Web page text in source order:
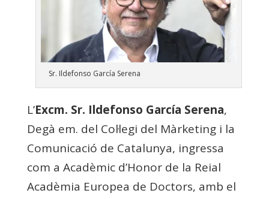
Sr. Ildefonso García Serena
L’Excm. Sr. Ildefonso García Serena,
Degà em. del Col·legi del Màrketing i la
Comunicació de Catalunya, ingressa
com a Acadèmic d’Honor de la Reial
Acadèmia Europea de Doctors, amb el